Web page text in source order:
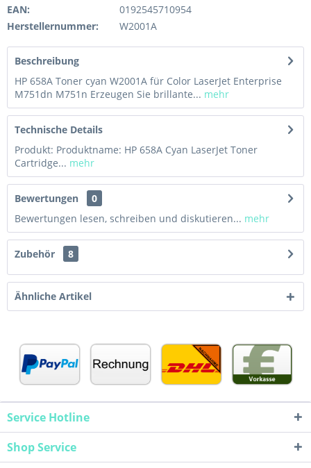
EAN:
0192545710954
Herstellernummer:
W2001A
Beschreibung
HP 658A Toner cyan W2001A für Color LaserJet Enterprise
M751dn M751n Erzeugen Sie brillante... mehr
Technische Details
Produkt: Produktname: HP 658A Cyan LaserJet Toner
Cartridge... mehr
Bewertungen
0
Bewertungen lesen, schreiben und diskutieren... mehr
Zubehör 8
Ähnliche Artikel
Service Hotline
Shop Service